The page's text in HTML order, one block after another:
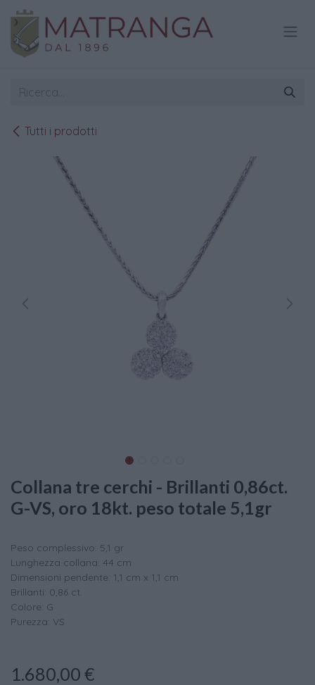
Passa al contenuto
Tutti i prodotti
Collana tre cerchi - Brillanti 0,86ct.
G-VS, oro 18kt. peso totale 5,1gr
Peso complessivo: 5,1 gr
Lunghezza collana: 44 cm
Dimensioni pendente: 1,1 cm x 1,1 cm
Brillanti: 0,86 ct.
Colore: G
Purezza: VS
1.680,00 €